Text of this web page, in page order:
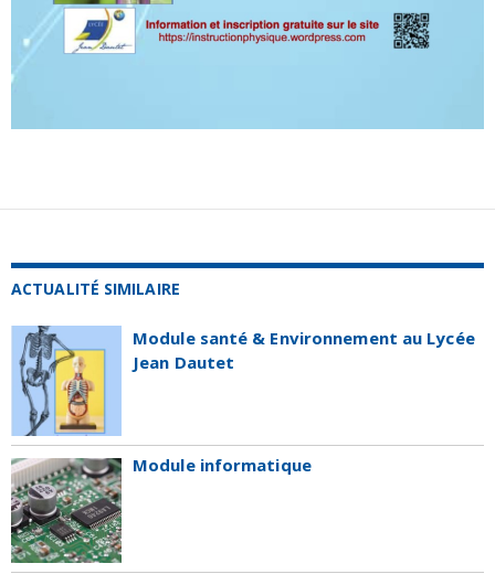
ACTUALITÉ SIMILAIRE
Module santé & Environnement au Lycée
Jean Dautet
Module informatique